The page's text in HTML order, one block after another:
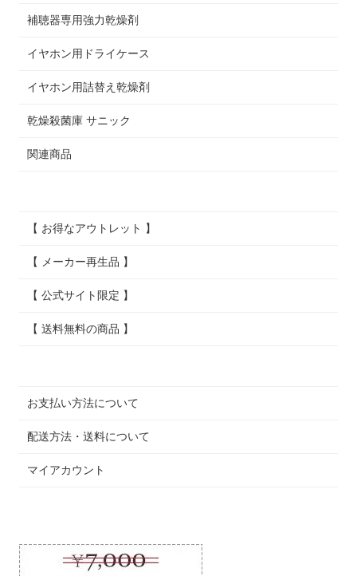
補聴器専用強力乾燥剤
イヤホン用ドライケース
イヤホン用詰替え乾燥剤
乾燥殺菌庫 サニック
関連商品
【 お得なアウトレット 】
【 メーカー再生品 】
【 公式サイト限定 】
【 送料無料の商品 】
お支払い方法について
配送方法・送料について
マイアカウント